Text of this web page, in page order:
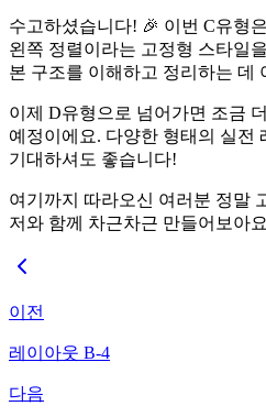
수고하셨습니다! 🎉 이번 C유형
왼쪽 정렬이라는 고정형 스타일
본 구조를 이해하고 정리하는 데
이제 D유형으로 넘어가면 조금
예정이에요. 다양한 형태의 실전
기대하셔도 좋습니다!
여기까지 따라오신 여러분 정말
저와 함께 차근차근 만들어보아
이전
레이아웃 B-4
다음